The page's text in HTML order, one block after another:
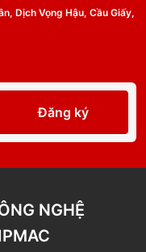
Dịch Vọng Hậu, Cầu Giấy,
Đăng ký
NGHỆ